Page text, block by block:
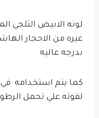
لونه الابيض الثلجي
غيره من الاحجار
بدرجه عاليه
كما يتم استخدامه
لقوته علي تحمل